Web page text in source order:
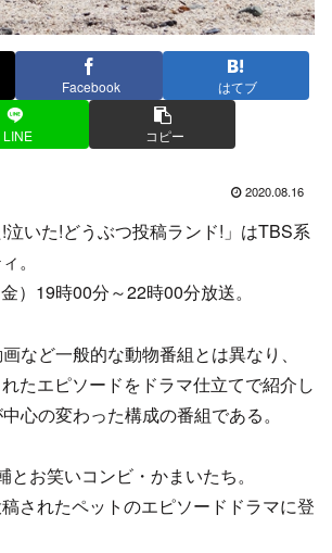
Facebook はてブ
LINE コピー
2020.08.16
!泣いた!どうぶつ投稿ランド!」はTBS系
。
）19時00分～22時00分放送。
など一般的な動物番組とは異なり、
たエピソードをドラマ仕立てで紹介し
心の変わった構成の番組である。
お笑いコンビ・かまいたち。
されたペットのエピソードドラマに登